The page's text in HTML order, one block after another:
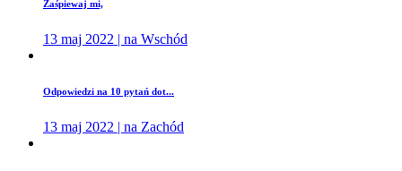
Zaśpiewaj mi,
13 maj 2022 | na Wschód
Odpowiedzi na 10 pytań dot...
13 maj 2022 | na Zachód